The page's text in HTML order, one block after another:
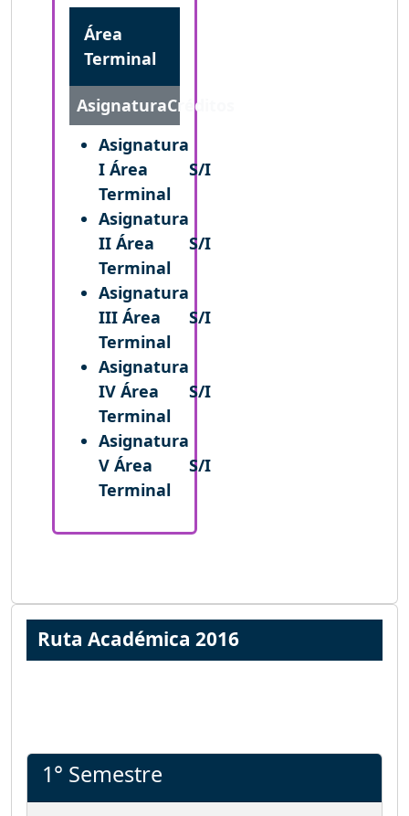
Área
Terminal
AsignaturaCréditos
Asignatura
I Área
Terminal
S/I
Asignatura
II Área
Terminal
S/I
Asignatura
III Área
Terminal
S/I
Asignatura
IV Área
Terminal
S/I
Asignatura
V Área
Terminal
S/I
Ruta Académica 2016
1° Semestre